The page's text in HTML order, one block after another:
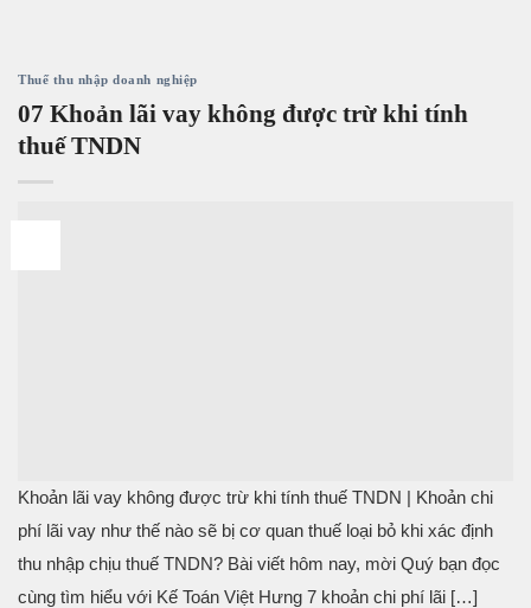
Thuế thu nhập doanh nghiệp
07 Khoản lãi vay không được trừ khi tính
thuế TNDN
Khoản lãi vay không được trừ khi tính thuế TNDN | Khoản chi
phí lãi vay như thế nào sẽ bị cơ quan thuế loại bỏ khi xác định
thu nhập chịu thuế TNDN? Bài viết hôm nay, mời Quý bạn đọc
cùng tìm hiểu với Kế Toán Việt Hưng 7 khoản chi phí lãi […]